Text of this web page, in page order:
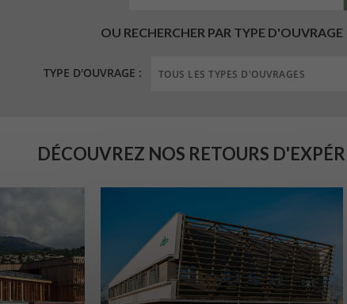
OU RECHERCHER PAR TYPE D'OUVRAGE
TYPE D'OUVRAGE :
DÉCOUVREZ NOS RETOURS